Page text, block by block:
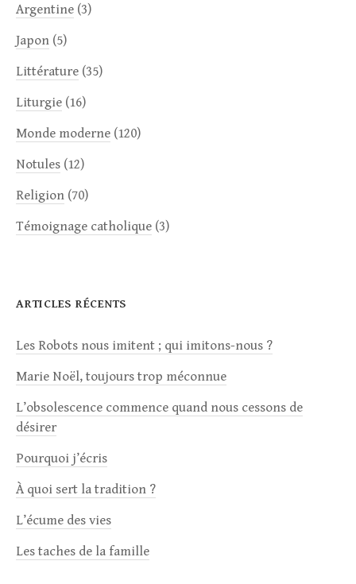
Argentine (3)
Japon (5)
Littérature (35)
Liturgie (16)
Monde moderne (120)
Notules (12)
Religion (70)
Témoignage catholique (3)
ARTICLES RÉCENTS
Les Robots nous imitent ; qui imitons-nous ?
Marie Noël, toujours trop méconnue
L’obsolescence commence quand nous cessons de
désirer
Pourquoi j’écris
À quoi sert la tradition ?
L’écume des vies
Les taches de la famille